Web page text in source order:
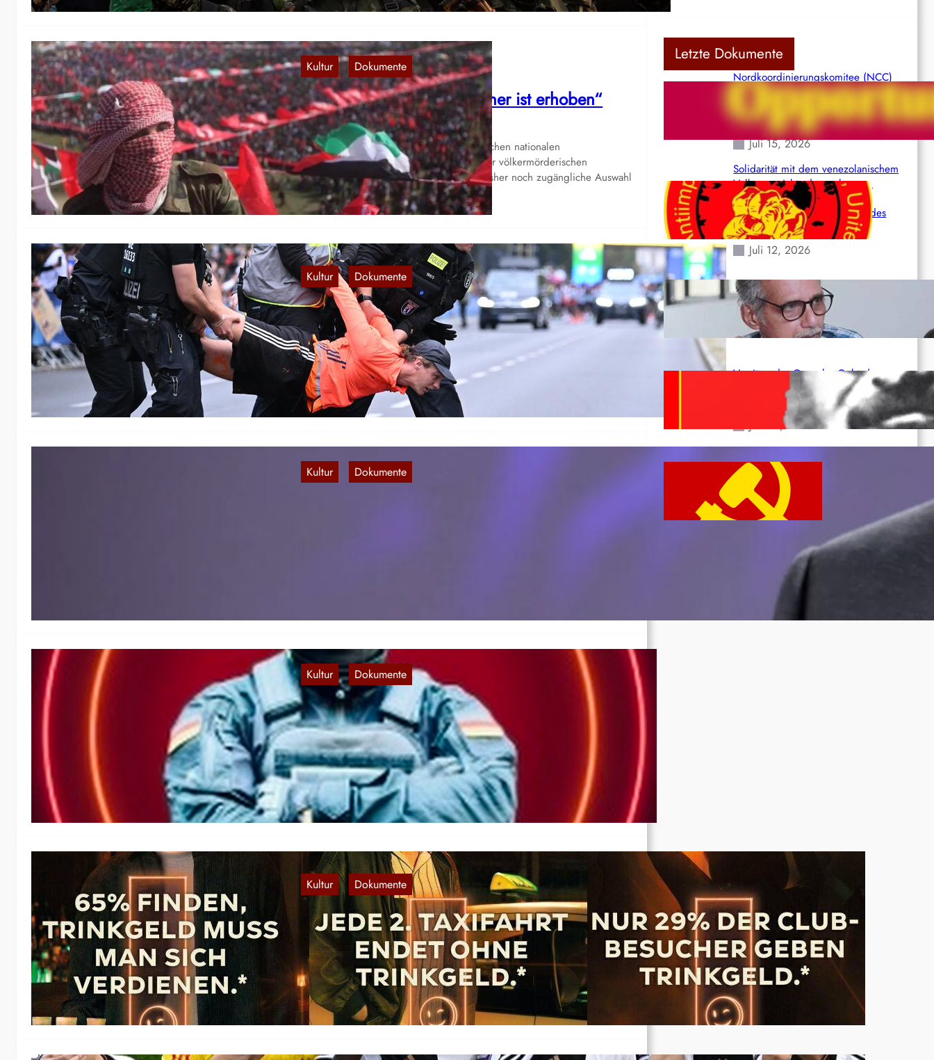
Kultur
,
Dokumente
Palästina – „Das Rote Banner ist erhoben“
28. Okt. 2023
Seit der Gegenoffensive der palästinensischen nationalen
Befreiungsbewegung und dem Beginn der völkermörderischen
israelischen Militäroperation erfährt die bisher noch zugängliche Auswahl
an dem riesigen Schatz der…
Kultur
,
Dokumente
Sport: Polizei gewinnt Berlin-Marathon
30. Sep. 2023
Die Polizei nimmt einen Klimaaktivisten kurz vor Start des Marathons (im
Hintergrund) fest. [alle Bildquellen: tagesspiegel.de] Um die 60.000
Menschen aus mehr als 150 Ländern…
Kultur
,
Dokumente
Kultur
,
Dokumente
Reaktionäre Kampftrainer im Internet
16. Sep. 2023
Kanalbild des „Einsatz Coach“ auf YouTube (Quelle:
https://www.youtube.com/@EinsatzCoach) Parallel zur Vertiefung der
Krise des Imperialismus wächst die Zahl viraler Phänomene, die auf die
eine…
Kultur
,
Dokumente
Trinkgeld gehört dazu?
9. Sep. 2023
Im österreichischen Bundesland Kärnten hat die Wirtschaftskammer diesen
Sommer mit einer Kampagne namens „Danke, stimmt so“ für Unmut
gesorgt. Wirten wurden Briefumschläge mit Werbeaufstellern für…
Letzte Dokumente
Nordkoordinierungskomitee (NCC)
der Kommunistischen Partei Indiens
(Maoistisch): Postmoderner
Opportunismus
Juli 15, 2026
Solidarität mit dem venezolanischem
Volk angesichts der verlorenen
Leben und der katastrophalen
Situation durch die Erdbeben des
24. Juni!
Juli 12, 2026
Indien: „Die Politik der Kapitulation“
von K. Murali (Ajith)
Juli 1, 2026
Vorsitzender Gonzalo: Gebt das
Leben für die Partei und die
Revolution!
Juni 19, 2026
Beschluss des ZK der KPP zum Tag
des Heldentums
Juni 19, 2026